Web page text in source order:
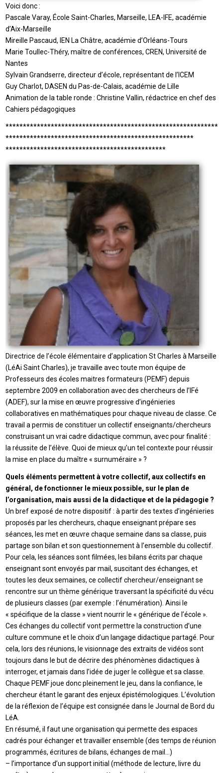
Voici donc :
Pascale Varay, École Saint-Charles, Marseille, LEA-IFE, académie
d’Aix-Marseille
Mireille Pascaud, IEN La Châtre, académie d’Orléans-Tours
Marie Toullec-Théry, maître de conférences, CREN, Université de
Nantes
Sylvain Grandserre, directeur d’école, représentant de l’ICEM
Guy Charlot, DASEN du Pas-de-Calais, académie de Lille
Animation de la table ronde : Christine Vallin, rédactrice en chef des
Cahiers pédagogiques
**************************************************************
******************************************************
**********************************************
Directrice de l’école élémentaire d’application St Charles à Marseille
(LéAi Saint Charles), je travaille avec toute mon équipe de
Professeurs des écoles maitres formateurs (PEMF) depuis
septembre 2009 en collaboration avec des chercheurs de l’IFé
(ADEF), sur la mise en œuvre progressive d’ingénieries
collaboratives en mathématiques pour chaque niveau de classe. Ce
travail a permis de constituer un collectif enseignants/chercheurs
construisant un vrai cadre didactique commun, avec pour finalité :
la réussite de l’élève. Quoi de mieux qu’un tel contexte pour réussir
la mise en place du maître « surnuméraire » ?
Quels éléments permettent à votre collectif, aux collectifs en
général, de fonctionner le mieux possible, sur le plan de
l’organisation, mais aussi de la didactique et de la pédagogie ?
Un bref exposé de notre dispositif : à partir des textes d’ingénieries
proposés par les chercheurs, chaque enseignant prépare ses
séances, les met en œuvre chaque semaine dans sa classe, puis
partage son bilan et son questionnement à l’ensemble du collectif.
Pour cela, les séances sont filmées, les bilans écrits par chaque
enseignant sont envoyés par mail, suscitant des échanges, et
toutes les deux semaines, ce collectif chercheur/enseignant se
rencontre sur un thème générique traversant la spécificité du vécu
de plusieurs classes (par exemple : l’énumération). Ainsi le
« spécifique de la classe » vient nourrir le « générique de l’école ».
Ces échanges du collectif vont permettre la construction d’une
culture commune et le choix d’un langage didactique partagé. Pour
cela, lors des réunions, le visionnage des extraits de vidéos sont
toujours dans le but de décrire des phénomènes didactiques à
interroger, et jamais dans l’idée de juger le collègue et sa classe.
Chaque PEMF joue donc pleinement le jeu, dans la confiance, le
chercheur étant le garant des enjeux épistémologiques. L’évolution
de la réflexion de l’équipe est consignée dans le Journal de Bord du
LéA.
En résumé, il faut une organisation qui permette des espaces
cadrés pour échanger et travailler ensemble (des temps de réunion
programmés, écritures de bilans, échanges de mail…)
– l’importance d’un support initial (méthode de lecture, livre du